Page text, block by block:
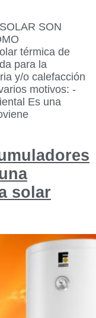
SON
térmica de
para la
y/o calefacción
motivos: -
Es una
solar